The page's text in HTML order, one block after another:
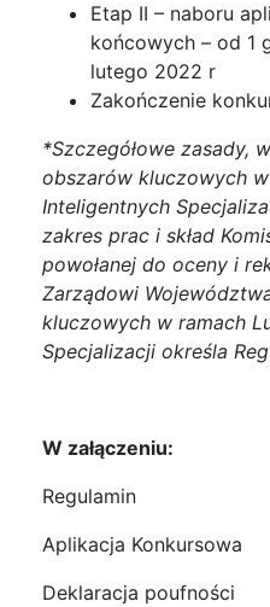
Etap II – naboru
końcowych – od 1
lutego 2022 r
Zakończenie
*Szczegółowe zasady,
obszarów kluczowych
Inteligentnych
zakres prac i skład
powołanej do oceny i
Zarządowi
kluczowych w ramach
Specjalizacji określa
W załączeniu:
Regulamin
Aplikacja Konkursowa
Deklaracja poufności